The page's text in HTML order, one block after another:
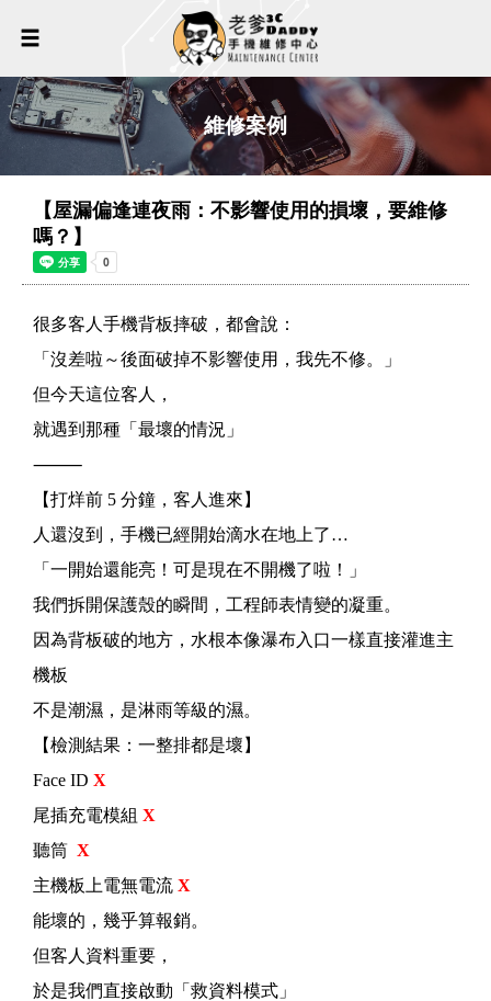
維修案例
【屋漏偏逢連夜雨：不影響使用的損壞，要維修
嗎？】
很多客人手機背板摔破，都會說：
「沒差啦～後面破掉不影響使用，我先不修。」
但今天這位客人，
就遇到那種「最壞的情況」
⸻
【打烊前 5 分鐘，客人進來】
人還沒到，手機已經開始滴水在地上了…
「一開始還能亮！可是現在不開機了啦！」
我們拆開保護殼的瞬間，工程師表情變的凝重。
因為背板破的地方，水根本像瀑布入口一樣直接灌進主
機板
不是潮濕，是淋雨等級的濕。
【檢測結果：一整排都是壞】
Face ID X
尾插充電模組 X
聽筒 X
主機板上電無電流 X
能壞的，幾乎算報銷。
但客人資料重要，
於是我們直接啟動「救資料模式」